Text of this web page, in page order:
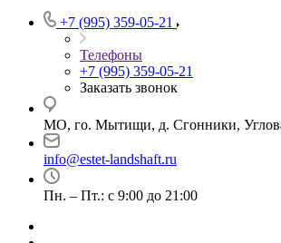
+7 (995) 359-05-21
Телефоны
+7 (995) 359-05-21
Заказать звонок
МО, го. Мытищи, д. Сгонники,
info@estet-landshaft.ru
Пн. – Пт.: с 9:00 до 21:00